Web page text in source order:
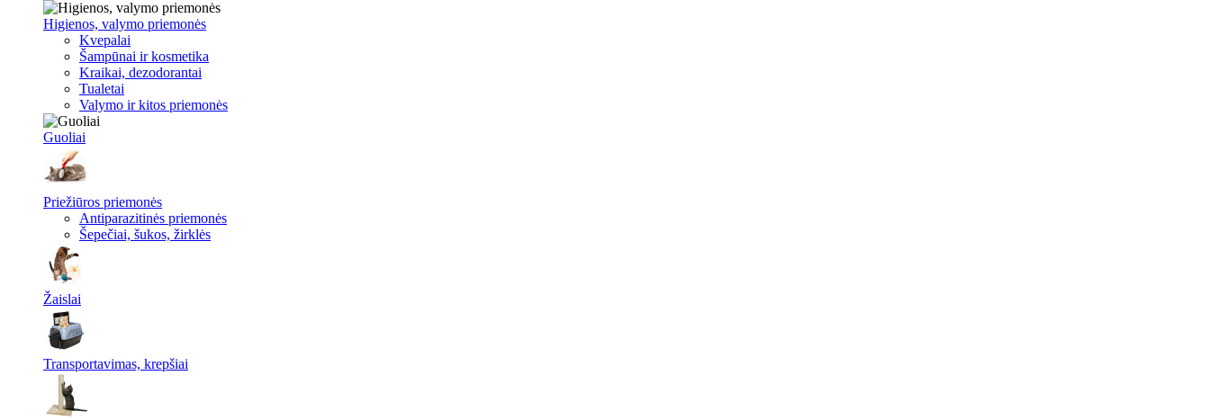
Higienos, valymo priemonės
Kvepalai
Šampūnai ir kosmetika
Kraikai, dezodorantai
Tualetai
Valymo ir kitos priemonės
Guoliai
Priežiūros priemonės
Antiparazitinės priemonės
Šepečiai, šukos, žirklės
Žaislai
Transportavimas, krepšiai